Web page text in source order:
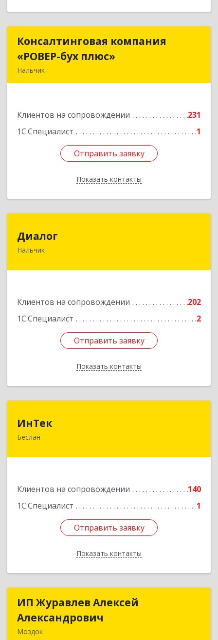
Консалтинговая компания
«РОВЕР-бух плюс»
Нальчик
Клиентов на сопровождении
231
1С:Специалист
1
Отправить заявку
Показать контакты
Консалтинговая компания
«РОВЕР-бух плюс»
Подробнее
Отправить заявку
Назад
Диалог
Нальчик
Клиентов на сопровождении
202
1С:Специалист
2
Отправить заявку
Показать контакты
360016, Кабардино-Балкарская Респ, Нальчик г,
Отправить заявку
Назад
ИнТек
Беслан
Клиентов на сопровождении
140
1С:Специалист
1
Отправить заявку
Показать контакты
Подробнее
Отправить заявку
Назад
ИП Журавлев Алексей
Александрович
Моздок
ИП Журавлев Алексей